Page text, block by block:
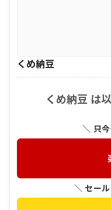
くめ納豆
くめ納豆 は
＼ 只
＼ セー